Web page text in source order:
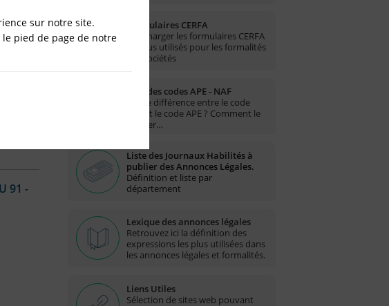
91 -
Formulaires CERFA
Télécharger les formulaires CERFA
les plus utilisés pour les formalités
des sociétés
Liste des codes APE - NAF
Quelle différence entre le code
NAF et le code APE ? Comment le
trouver…
Liste des Journaux Habilités à
publier des Annonces Légales.
Définition et liste par
département
Lexique des annonces légales
Retrouvez ici la définition des
expressions les plus utilisées dans
les annonces légales et formalités.
Liens Utiles
Sélection de sites web pouvant
sur notre site.
pied de page de notre